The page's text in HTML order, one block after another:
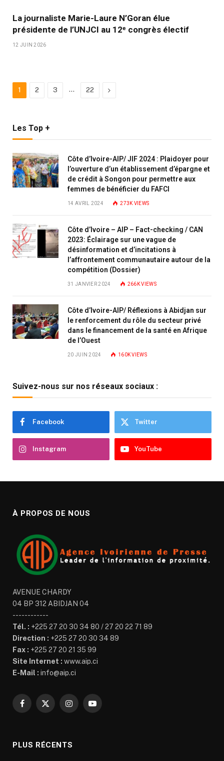
La journaliste Marie-Laure N’Goran élue
présidente de l’UNJCI au 12ᵉ congrès électif
12 JUIN 2026
1 2 3 … 22 Next
Les Top +
Côte d’Ivoire-AIP/ JIF 2024 : Plaidoyer pour
l’ouverture d’un établissement d’épargne et
de crédit à Songon pour permettre aux
femmes de bénéficier du FAFCI
14 AVRIL 2024 273K VIEWS
Côte d’Ivoire – AIP – Fact-checking / CAN
2023: Éclairage sur une vague de
désinformation et d’incitations à
l’affrontement communautaire autour de la
compétition (Dossier)
31 JANVIER 2024 266KVIEWS
Côte d’Ivoire-AIP/ Réflexions à Abidjan sur
le renforcement du rôle du secteur privé
dans le financement de la santé en Afrique
de l’Ouest
20 JUIN 2024 160KVIEWS
Suivez-nous sur nos réseaux sociaux :
Facebook Twitter
Instagram YouTube
À PROPOS DE NOUS
AVENUE CHARDY
04 BP 312 ABIDJAN 04
------------
Tél. : +225 27 20 30 34 80 / 27 20 22 71 89
Direction : +225 27 20 30 34 89
Fax : +225 27 20 21 35 99
Site Internet : www.aip.ci
E-Mail : info@aip.ci
Facebook
X
InstagramYouTube
PLUS RÉCENTS